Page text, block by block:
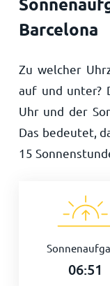
Barcelona
Zu welcher
auf und unter?
Uhr und der
Das bedeutet,
15
06:51